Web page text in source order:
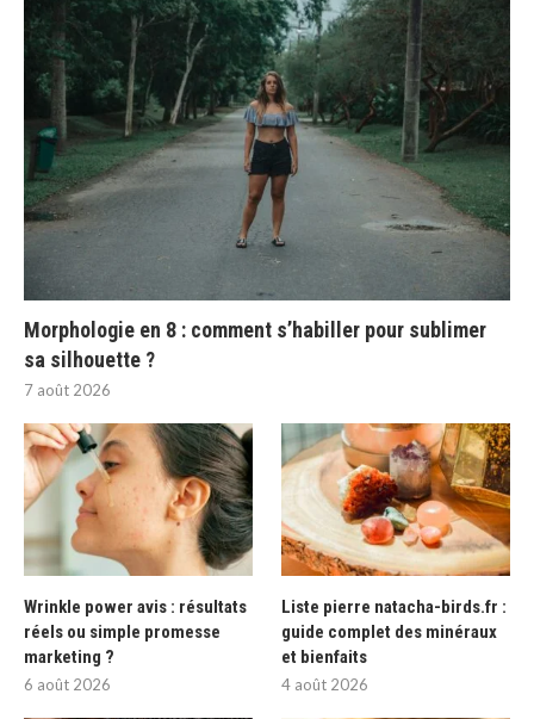
Morphologie en 8 : comment s’habiller pour sublimer
sa silhouette ?
7 août 2026
Wrinkle power avis : résultats
réels ou simple promesse
marketing ?
6 août 2026
Liste pierre natacha-birds.fr :
guide complet des minéraux
et bienfaits
4 août 2026